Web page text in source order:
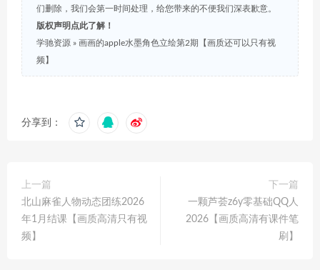
们删除，我们会第一时间处理，给您带来的不便我们深表歉意。
版权声明点此了解！
学驰资源 » 画画的apple水墨角色立绘第2期【画质还可以只有视
频】
分享到：
上一篇
北山麻雀人物动态团练2026
年1月结课【画质高清只有视
频】
下一篇
一颗芦荟z6y零基础QQ人
2026【画质高清有课件笔
刷】